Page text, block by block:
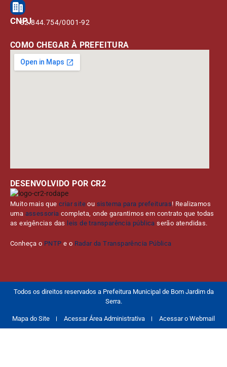
CNPJ82.844.754/0001-92
COMO CHEGAR À PREFEITURA
DESENVOLVIDO POR CR2
Muito mais quecriar site ou sistema para prefeituras! Realizamos
uma assessoria completa, onde garantimos em contrato que todas
as exigências das leis de transparência pública serão atendidas.
Conheça o PNTP e o Radar da Transparência Pública
Todos os direitos reservados a Prefeitura Municipal de Bom Jardim da
Serra.
Mapa do Site Acessar Área Administrativa Acessar o Webmail